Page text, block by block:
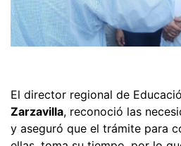
El director regional de
Zarzavilla, reconoció las
y aseguró que el trámite para